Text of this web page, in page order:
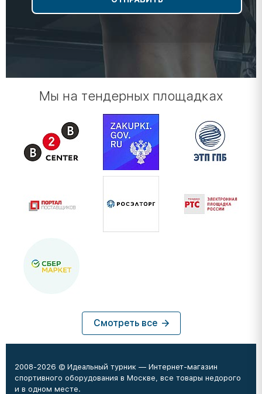
Мы на тендерных площадках
Смотреть все
2008-2026 © Идеальный турник — Интернет-магазин
спортивного оборудования в Москве, все товары недорого
и в одном месте.